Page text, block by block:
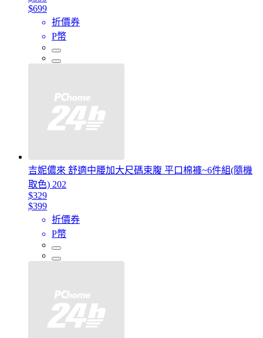
$699
折價券
P幣
吉妮儂來 舒適中腰加大尺碼束腹 平口棉褲~6件組(隨機
取色) 202
$329
$399
折價券
P幣